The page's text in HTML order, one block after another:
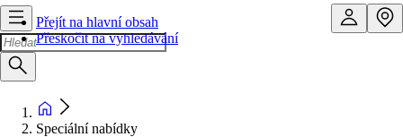
Přejít na hlavní obsah
Přeskočit na vyhledávání
Speciální nabídky